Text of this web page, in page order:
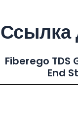
Ссылка
Fiberego TDS
End